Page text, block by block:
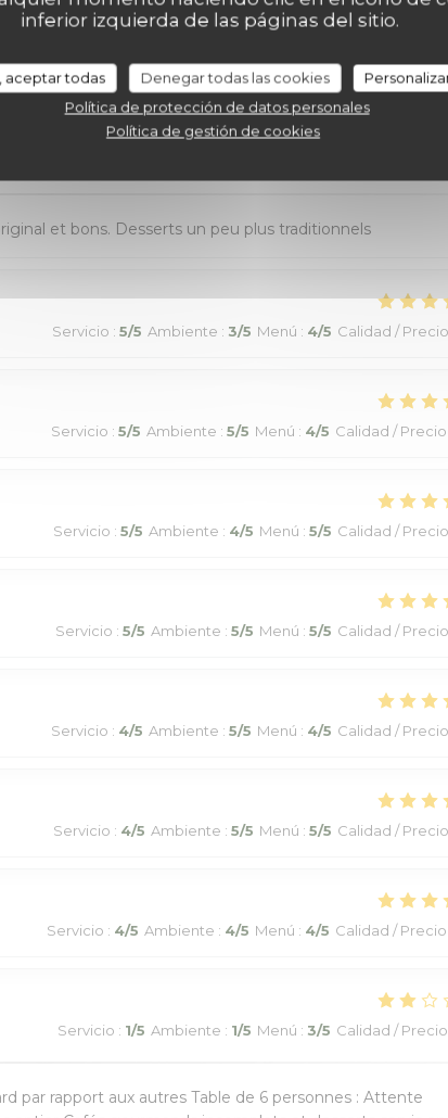
inferior izquierda de las páginas del sitio.
aceptar todas Denegar todas las cookies
Política de protección de datos personales
Política de gestión de cookies
nuestros clientes
et bons. Desserts un peu plus traditionnels
Servicio : 5/5 Ambiente : 3/5 Menú : 4/5 Calidad / Precio
Servicio : 5/5 Ambiente : 5/5 Menú : 4/5 Calidad / Precio
Servicio : 5/5 Ambiente : 4/5 Menú : 5/5 Calidad / Precio
Servicio : 5/5 Ambiente : 5/5 Menú : 5/5 Calidad / Precio
Servicio : 4/5 Ambiente : 5/5 Menú : 4/5 Calidad / Precio
Servicio : 4/5 Ambiente : 5/5 Menú : 5/5 Calidad / Precio
Servicio : 4/5 Ambiente : 4/5 Menú : 4/5 Calidad / Precio
Servicio : 1/5 Ambiente : 1/5 Menú : 3/5 Calidad / Precio
par rapport aux autres Table de 6 personnes : Attente